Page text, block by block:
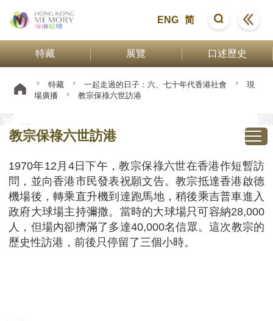
ENG 简
特藏 展覽 口述歷史
特藏 一起走過的日子：六、七十年代香港社會
現
場廣播
教宗保祿六世訪港
教宗保祿六世訪港
1970年12月4日下午，教宗保祿六世在香港作短暫訪
問，並向香港市民發表祝願文告。教宗抵達香港啟德
機場後，轉乘直升機到達跑馬地，稍後乘吉普車進入
政府大球場主持彌撒。當時的大球場只可容納28,000
人，但場內卻擠滿了多達40,000名信眾。這次教宗的
歷史性訪港，前後只停留了三個小時。